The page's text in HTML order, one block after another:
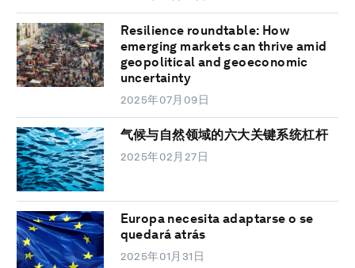
Resilience roundtable: How
emerging markets can thrive amid
geopolitical and geoeconomic
uncertainty
2025年07月09日
气候与自然领域的六大关键系统杠杆
2025年02月27日
Europa necesita adaptarse o se
quedará atrás
2025年01月31日